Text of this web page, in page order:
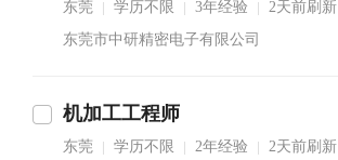
东莞 学历不限 3年经验
2天前刷新
东莞市中研精密电子有限公司
机加工工程师
东莞 学历不限 2年经验
2天前刷新